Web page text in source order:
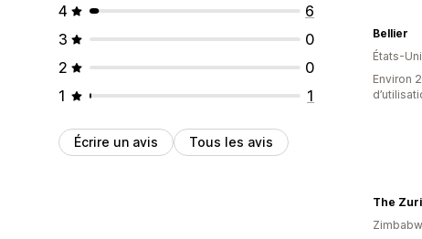
4
6
3
0
2
0
1
1
Écrire un avis Tous les avis
Bellier
États-
Environ
The